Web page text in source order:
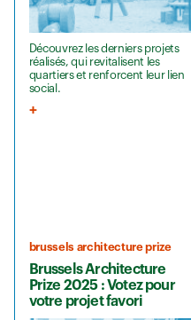
Découvrez les derniers projets
réalisés, qui revitalisent les
quartiers et renforcent leur lien
social.
brussels architecture prize
Brussels Architecture
Prize 2025 : Votez pour
votre projet favori